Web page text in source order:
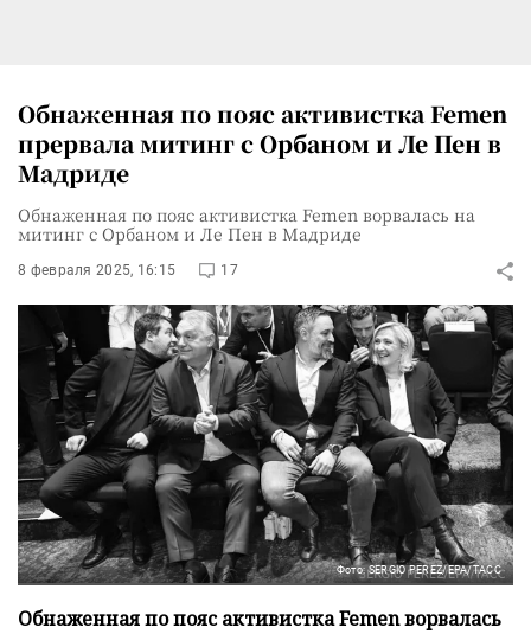
Обнаженная по пояс активистка Femen
прервала митинг с Орбаном и Ле Пен в
Мадриде
Обнаженная по пояс активистка Femen ворвалась на
митинг с Орбаном и Ле Пен в Мадриде
8 февраля 2025, 16:15 17
Фото: SERGIO PEREZ/EPA/ТАСС
Обнаженная по пояс активистка Femen ворвалась